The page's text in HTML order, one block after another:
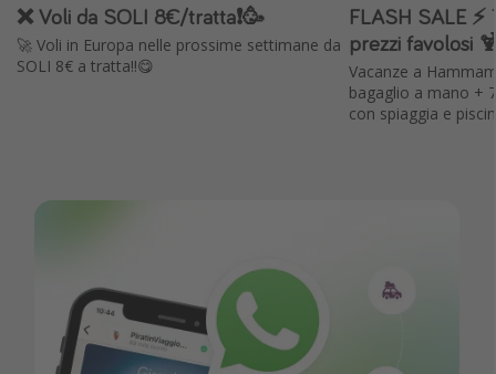
❌ Voli da SOLI 8€/tratta❗️🥳
🚀 Voli in Europa nelle prossime settimane da
SOLI 8€ a tratta!!😋
FLASH SALE
prezzi favolosi
Vacanze a
bagaglio a mano +
con spiaggia e